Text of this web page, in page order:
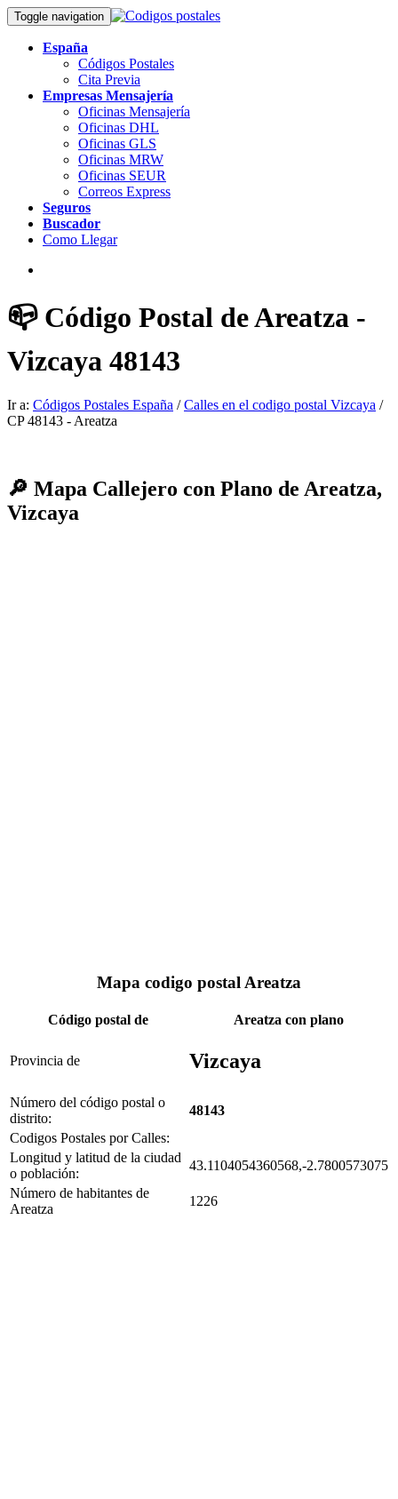
Toggle navigation
España
Códigos Postales
Cita Previa
Empresas Mensajería
Oficinas Mensajería
Oficinas DHL
Oficinas GLS
Oficinas MRW
Oficinas SEUR
Correos Express
Seguros
Buscador
Como Llegar
📪 Código Postal de Areatza -
Vizcaya 48143
Ir a: Códigos Postales España /Calles en el codigo postal Vizcaya /
CP 48143 - Areatza
🔎 Mapa Callejero con Plano de Areatza,
Vizcaya
Mapa codigo postal Areatza
Código postal de Areatza con plano
Provincia de Vizcaya
Número del código postal o
distrito:
48143
Codigos Postales por Calles:
Longitud y latitud de la ciudad
o población:
43.1104054360568,-2.7800573075
Número de habitantes de
Areatza
1226